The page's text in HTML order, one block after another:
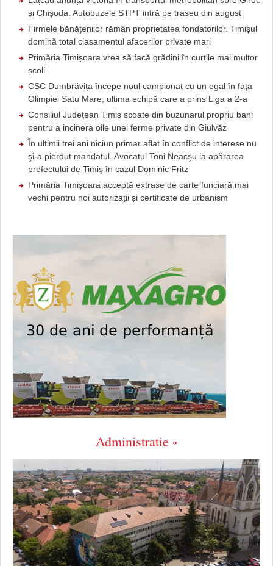
și Chișoda. Autobuzele STPT intră pe traseu din august
Firmele bănățenilor rămân proprietatea fondatorilor. Timișul
domină total clasamentul afacerilor private mari
Primăria Timișoara vrea să facă grădini în curțile mai multor
școli
CSC Dumbrăviţa începe noul campionat cu un egal în faţa
Olimpiei Satu Mare, ultima echipă care a prins Liga a 2-a
Consiliul Județean Timiș scoate din buzunarul propriu bani
pentru a incinera oile unei ferme private din Giulvăz
În ultimii trei ani niciun primar aflat în conflict de interese nu
şi-a pierdut mandatul. Avocatul Toni Neacşu ia apărarea
prefectului de Timiş în cazul Dominic Fritz
Primăria Timișoara acceptă extrase de carte funciară mai
vechi pentru noi autorizații și certificate de urbanism
Administratie